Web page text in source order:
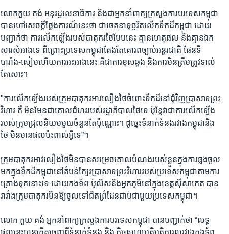
លោកកួយ គង់ អនុរដ្ឋលេខាធិការ និងជាអ្នកនាំពាក្យក្រសួងការបរទេសកម្ពុជា
បានហៅសេចក្តីថ្លែងការណ៍នេះថា ជាចេតនាទុច្ចរិតលើកទឹកដីកម្ពុជា ដោយ
បញ្ជាក់ថា ការលើកឡើងរបស់បាតុករថៃបែបនេះ គ្មានហេតុផល និងគ្មានឯក
សារសំអាងទេ ពីព្រោះប្រទេសកម្ពុជាតែងតែគោរពច្បាប់អន្តរជាតិ ផែនទី
បារាំង-សៀមហើយការអះអាងនេះ គឺជាការខុសឆ្គង និងការមិនត្រឹមត្រូវទាល់
តែសោះ។
"ការលើកឡើងរបស់ក្រុមបាតុករអាវលឿងថៃចំពោះទឹកដីនៅជុំវិញប្រាសាទព្រះ
វិហារ គឺ មិនមែនជាគោលជំហររបស់រដ្ឋាភិបាលថៃទេ ប៉ុន្តែវាជាការលើកឡើង
របស់ក្រុមជ្រុលនិយមមួយចំនួនតែប៉ុណ្ណោះ។ ដូច្នេះទំនាក់ទំនងរវាងកម្ពុជានិង
ថៃ មិនមានផលប៉ះពាល់អ្វីទេ”។
ក្រុមបាតុករអាវលឿងថៃមិនបានសម្រេចគោលបំណងរបស់ខ្លួនក្នុងការឆ្លងចូល
មកក្នុងទឹកដីកម្ពុជានៅតំបន់ក្បែរប្រាសាទព្រះវិហាររបស់ប្រទេសកម្ពុជាតាមការ
គ្រោងទុកនោះទេ ដោយកងទ័ព ប៉ូលិសនិងអ្នកភូមិនៅក្នុងខេត្តស៊ីសាកេត បាន
រារាំងក្រុមបាតុករមិនឱ្យចូលទៅជិតព្រំដែនជាប់ជាមួយប្រទេសកម្ពុជា។
លោក កួយ គង់ អ្នកនាំពាក្យក្រសួងការបរទេសកម្ពុជា បានបញ្ជាក់ថា “លទ្ធ